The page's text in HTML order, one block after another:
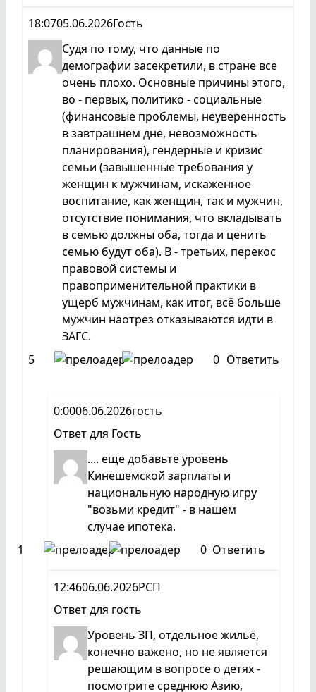
18:0705.06.2026Гость
Судя по тому, что данные по
демографии засекретили, в стране все
очень плохо. Основные причины этого,
во - первых, политико - социальные
(финансовые проблемы, неуверенность
в завтрашнем дне, невозможность
планирования), гендерные и кризис
семьи (завышенные требования у
женщин к мужчинам, искаженное
воспитание, как женщин, так и мужчин,
отсутствие понимания, что вкладывать
в семью должны оба, тогда и ценить
семью будут оба). В - третьих, перекос
правовой системы и
правоприменительной практики в
ущерб мужчинам, как итог, всё больше
мужчин наотрез отказываются идти в
ЗАГС.
5
0 Ответить
0:0006.06.2026гость
Ответ для Гость
.... ещё добавьте уровень
Кинешемской зарплаты и
национальную народную игру
"возьми кредит" - в нашем
случае ипотека.
1
0 Ответить
12:4606.06.2026РСП
Ответ для гость
Уровень ЗП, отдельное жильё,
конечно важено, но не является
решающим в вопросе о детях -
посмотрите среднюю Азию,